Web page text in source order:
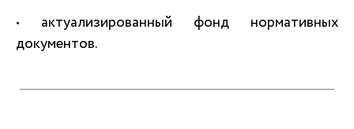
• актуализированный фонд нормативных
документов.